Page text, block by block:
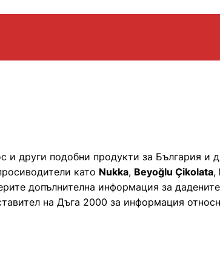
и други подобни продукти за България и
като Nukka, Beyoğlu Çikolata,
допълнителна информация за
на Дъга 2000 за информация